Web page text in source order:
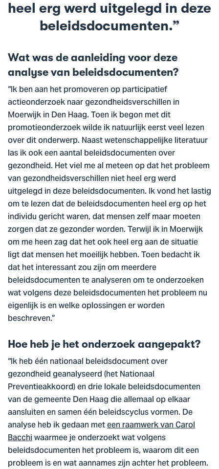
heel erg werd uitgelegd in deze
beleidsdocumenten.
Wat was de aanleiding voor deze
analyse van beleidsdocumenten?
“Ik ben aan het promoveren op participatief
actieonderzoek naar gezondheidsverschillen in
Moerwijk in Den Haag. Toen ik begon met dit
promotieonderzoek wilde ik natuurlijk eerst veel lezen
over dit onderwerp. Naast wetenschappelijke literatuur
las ik ook een aantal beleidsdocumenten over
gezondheid. Het viel me al meteen op dat het probleem
van gezondheidsverschillen niet heel erg werd
uitgelegd in deze beleidsdocumenten. Ik vond het lastig
om te lezen dat de beleidsdocumenten heel erg op het
individu gericht waren, dat mensen zelf maar moeten
zorgen dat ze gezonder worden. Terwijl ik in Moerwijk
om me heen zag dat het ook heel erg aan de situatie
ligt dat mensen het moeilijk hebben. Toen bedacht ik
dat het interessant zou zijn om meerdere
beleidsdocumenten te analyseren om te onderzoeken
wat volgens deze beleidsdocumenten het probleem nu
eigenlijk is en welke oplossingen er worden
beschreven.”
Hoe heb je het onderzoek aangepakt?
“Ik heb één nationaal beleidsdocument over
gezondheid geanalyseerd (het Nationaal
Preventieakkoord) en drie lokale beleidsdocumenten
van de gemeente Den Haag die allemaal op elkaar
aansluiten en samen één beleidscyclus vormen. De
analyse heb ik gedaan meteen raamwerk van Carol
Bacchiwaarmee je onderzoekt wat volgens
beleidsdocumenten het probleem is, waarom dit een
probleem is en wat aannames zijn achter het probleem.